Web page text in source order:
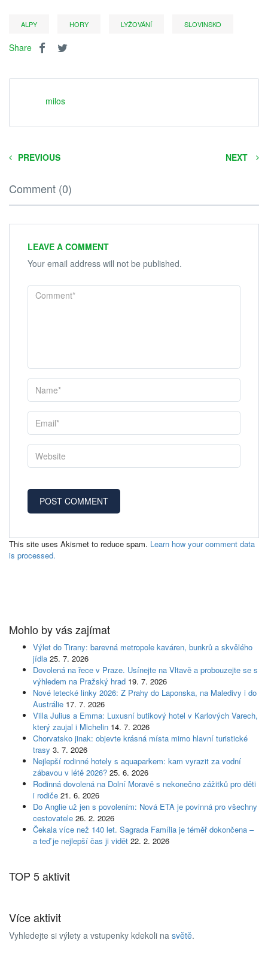
ALPY HORY LYŽOVÁNÍ SLOVINSKO
Share
milos
PREVIOUS NEXT
Comment (0)
LEAVE A COMMENT
Your email address will not be published.
This site uses Akismet to reduce spam. Learn how your comment data
is processed.
Mohlo by vás zajímat
Výlet do Tirany: barevná metropole kaváren, bunkrů a skvělého
jídla 25. 7. 2026
Dovolená na řece v Praze. Usínejte na Vltavě a probouzejte se s
výhledem na Pražský hrad 19. 7. 2026
Nové letecké linky 2026: Z Prahy do Laponska, na Maledivy i do
Austrálie 17. 7. 2026
Villa Julius a Emma: Luxusní butikový hotel v Karlových Varech,
který zaujal i Michelin 14. 7. 2026
Chorvatsko jinak: objevte krásná místa mimo hlavní turistické
trasy 3. 7. 2026
Nejlepší rodinné hotely s aquaparkem: kam vyrazit za vodní
zábavou v létě 2026? 25. 6. 2026
Rodinná dovolená na Dolní Moravě s nekonečno zážitků pro děti
i rodiče 21. 6. 2026
Do Anglie už jen s povolením: Nová ETA je povinná pro všechny
cestovatele 26. 2. 2026
Čekala více než 140 let. Sagrada Família je téměř dokončena –
a teď je nejlepší čas ji vidět 22. 2. 2026
TOP 5 aktivit
Více aktivit
Vyhledejte si výlety a vstupenky kdekoli na světě.